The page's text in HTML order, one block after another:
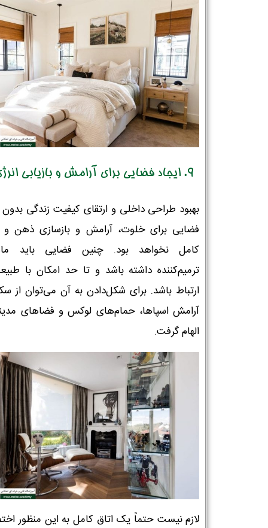
9. ایجاد فضایی برای آرامش و بازیابی انرژی
بهبود طراحی داخلی و ارتقای کیفیت زندگی
فضایی برای خلوت، آرامش و بازسازی ذهن
کامل نخواهد بود. چنین فضایی باید
ترمیم‌کننده داشته باشد و تا حد امکان با
ارتباط باشد. برای شکل‌دادن به آن می‌توان از
آرامش اسپاها، حمام‌های لوکس و فضاهای
الهام گرفت.
لازم نیست حتماً یک اتاق کامل به این منظور